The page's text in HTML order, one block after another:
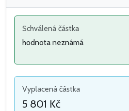
Schválená částka
hodnota neznámá
Vyplacená částka
5 801 Kč